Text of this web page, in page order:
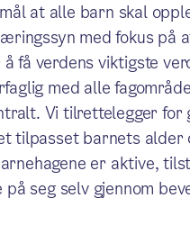
at alle barn skal
med fokus på
få verdens viktigste
med alle
Vi tilrettelegger for
tilpasset barnets alder
er aktive,
seg selv gjennom